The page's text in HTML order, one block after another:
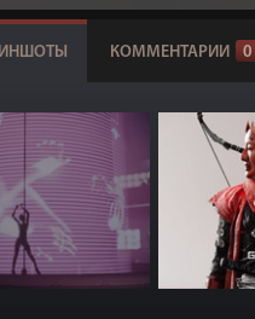
КОММЕНТАРИИ 0